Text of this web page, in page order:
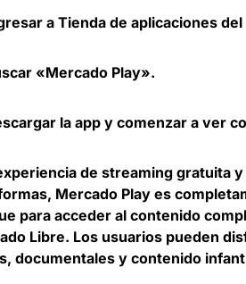
a Tienda de aplicaciones del
«Mercado Play».
la app y comenzar a ver
de streaming gratuita
Mercado Play es
para acceder al contenido
Libre. Los usuarios pueden
documentales y contenido